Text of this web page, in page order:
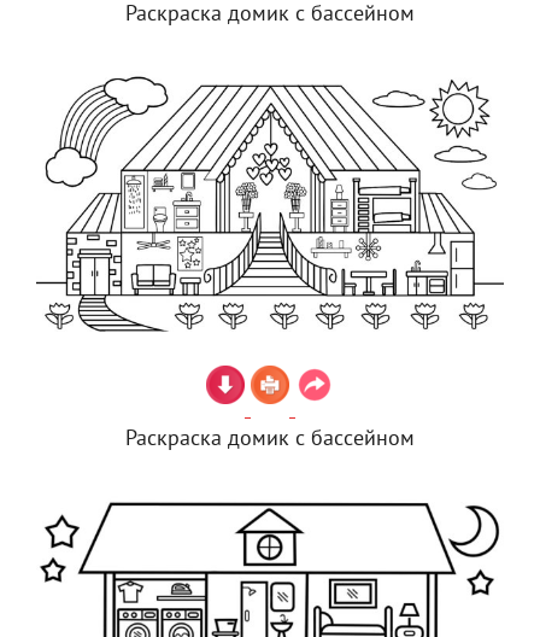
Раскраска домик с бассейном
Раскраска домик с бассейном